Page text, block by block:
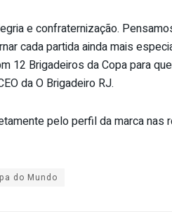
e confraternização.
cada partida ainda mais
12 Brigadeiros da Copa para
da O Brigadeiro RJ.
pelo perfil da marca nas
do Mundo